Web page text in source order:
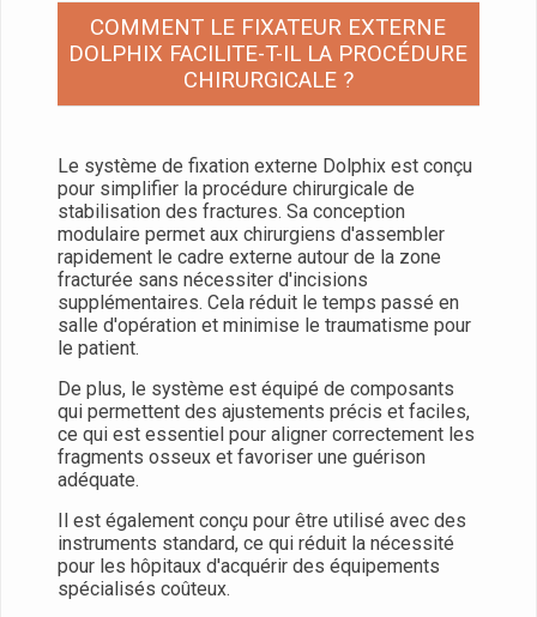
COMMENT LE FIXATEUR EXTERNE
DOLPHIX FACILITE-T-IL LA PROCÉDURE
CHIRURGICALE ?
Le système de fixation externe Dolphix est conçu
pour simplifier la procédure chirurgicale de
stabilisation des fractures. Sa conception
modulaire permet aux chirurgiens d'assembler
rapidement le cadre externe autour de la zone
fracturée sans nécessiter d'incisions
supplémentaires. Cela réduit le temps passé en
salle d'opération et minimise le traumatisme pour
le patient.
De plus, le système est équipé de composants
qui permettent des ajustements précis et faciles,
ce qui est essentiel pour aligner correctement les
fragments osseux et favoriser une guérison
adéquate.
Il est également conçu pour être utilisé avec des
instruments standard, ce qui réduit la nécessité
pour les hôpitaux d'acquérir des équipements
spécialisés coûteux.